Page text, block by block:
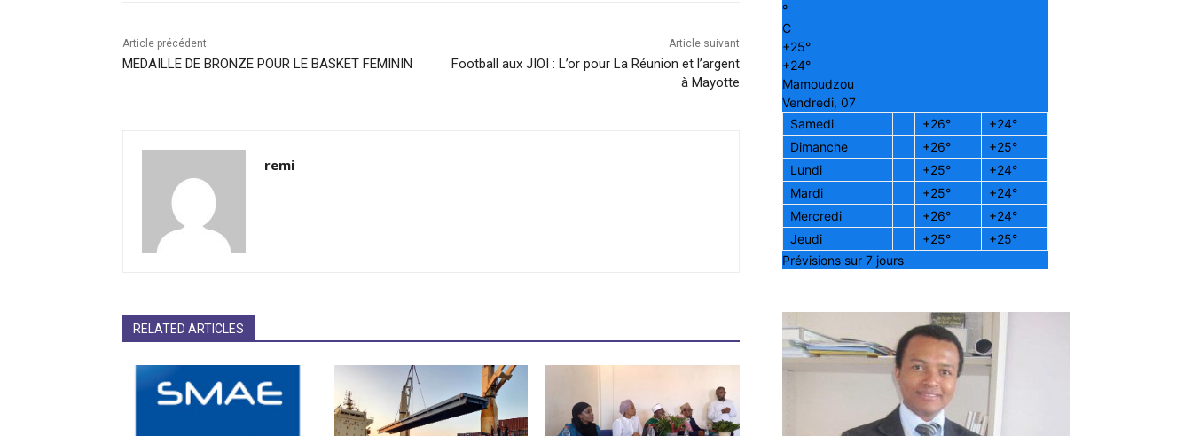
Article précédent
MEDAILLE DE BRONZE POUR LE BASKET FEMININ
Article suivant
Football aux JIOI : L’or pour La Réunion et l’argent
à Mayotte
remi
RELATED ARTICLES
°
C
+25°
+24°
Mamoudzou
Vendredi, 07
Samedi
+26° +24°
Dimanche
+26° +25°
Lundi
+25° +24°
Mardi
+25° +24°
Mercredi
+26° +24°
Jeudi
+25° +25°
Prévisions sur 7 jours